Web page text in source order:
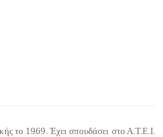
το 1969. Έχει σπουδάσει στο Α.Τ.Ε.Ι.